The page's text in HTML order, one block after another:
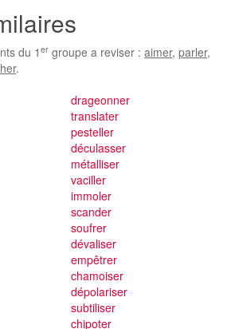
du 1 er groupe a reviser : aimer, parler,
.
drageonner
translater
pesteller
déculasser
métalliser
vaciller
immoler
scander
soufrer
dévaliser
empêtrer
chamoiser
dépolariser
subtiliser
chipoter